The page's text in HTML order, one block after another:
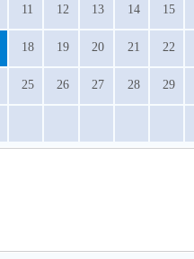
11 12 13 14 15
18 19 20 21 22
25 26 27 28 29